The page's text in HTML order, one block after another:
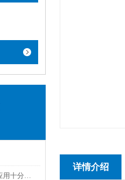
立式包装机在日常的生活中应用十分的广泛
详情介绍